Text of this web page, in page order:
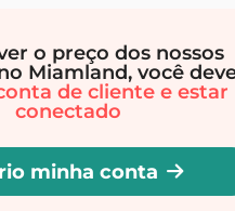
o preço dos nossos
Miamland, você
de cliente e estar
conectado
minha conta